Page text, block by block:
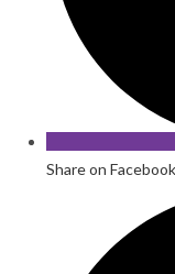
Share on Facebook